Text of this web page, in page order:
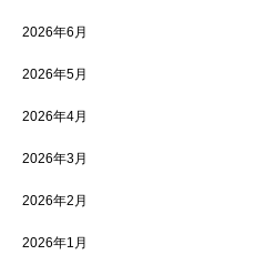
2026年6月
2026年5月
2026年4月
2026年3月
2026年2月
2026年1月